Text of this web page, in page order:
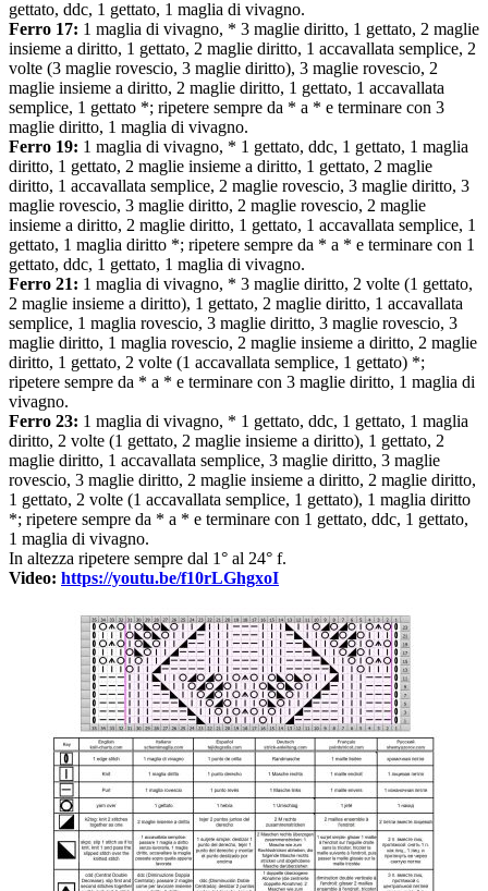
gettato, ddc, 1 gettato, 1 maglia di vivagno.
Ferro 17: 1 maglia di vivagno, * 3 maglie diritto, 1 gettato, 2 maglie
insieme a diritto, 1 gettato, 2 maglie diritto, 1 accavallata semplice, 2
volte (3 maglie rovescio, 3 maglie diritto), 3 maglie rovescio, 2
maglie insieme a diritto, 2 maglie diritto, 1 gettato, 1 accavallata
semplice, 1 gettato *; ripetere sempre da * a * e terminare con 3
maglie diritto, 1 maglia di vivagno.
Ferro 19: 1 maglia di vivagno, * 1 gettato, ddc, 1 gettato, 1 maglia
diritto, 1 gettato, 2 maglie insieme a diritto, 1 gettato, 2 maglie
diritto, 1 accavallata semplice, 2 maglie rovescio, 3 maglie diritto, 3
maglie rovescio, 3 maglie diritto, 2 maglie rovescio, 2 maglie
insieme a diritto, 2 maglie diritto, 1 gettato, 1 accavallata semplice, 1
gettato, 1 maglia diritto *; ripetere sempre da * a * e terminare con 1
gettato, ddc, 1 gettato, 1 maglia di vivagno.
Ferro 21: 1 maglia di vivagno, * 3 maglie diritto, 2 volte (1 gettato,
2 maglie insieme a diritto), 1 gettato, 2 maglie diritto, 1 accavallata
semplice, 1 maglia rovescio, 3 maglie diritto, 3 maglie rovescio, 3
maglie diritto, 1 maglia rovescio, 2 maglie insieme a diritto, 2 maglie
diritto, 1 gettato, 2 volte (1 accavallata semplice, 1 gettato) *;
ripetere sempre da * a * e terminare con 3 maglie diritto, 1 maglia di
vivagno.
Ferro 23: 1 maglia di vivagno, * 1 gettato, ddc, 1 gettato, 1 maglia
diritto, 2 volte (1 gettato, 2 maglie insieme a diritto), 1 gettato, 2
maglie diritto, 1 accavallata semplice, 3 maglie diritto, 3 maglie
rovescio, 3 maglie diritto, 2 maglie insieme a diritto, 2 maglie diritto,
1 gettato, 2 volte (1 accavallata semplice, 1 gettato), 1 maglia diritto
*; ripetere sempre da * a * e terminare con 1 gettato, ddc, 1 gettato,
1 maglia di vivagno.
In altezza ripetere sempre dal 1° al 24° f.
Video: https://youtu.be/f10rLGhgxoI